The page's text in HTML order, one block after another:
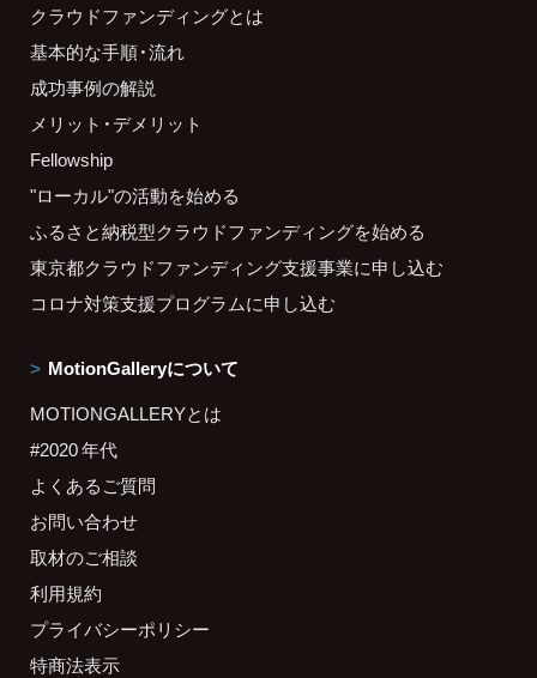
クラウドファンディングとは
基本的な手順・流れ
成功事例の解説
メリット・デメリット
Fellowship
"ローカル"の活動を始める
ふるさと納税型クラウドファンディングを始める
東京都クラウドファンディング支援事業に申し込む
コロナ対策支援プログラムに申し込む
MotionGalleryについて
MOTIONGALLERYとは
#2020 年代
よくあるご質問
お問い合わせ
取材のご相談
利用規約
プライバシーポリシー
特商法表示